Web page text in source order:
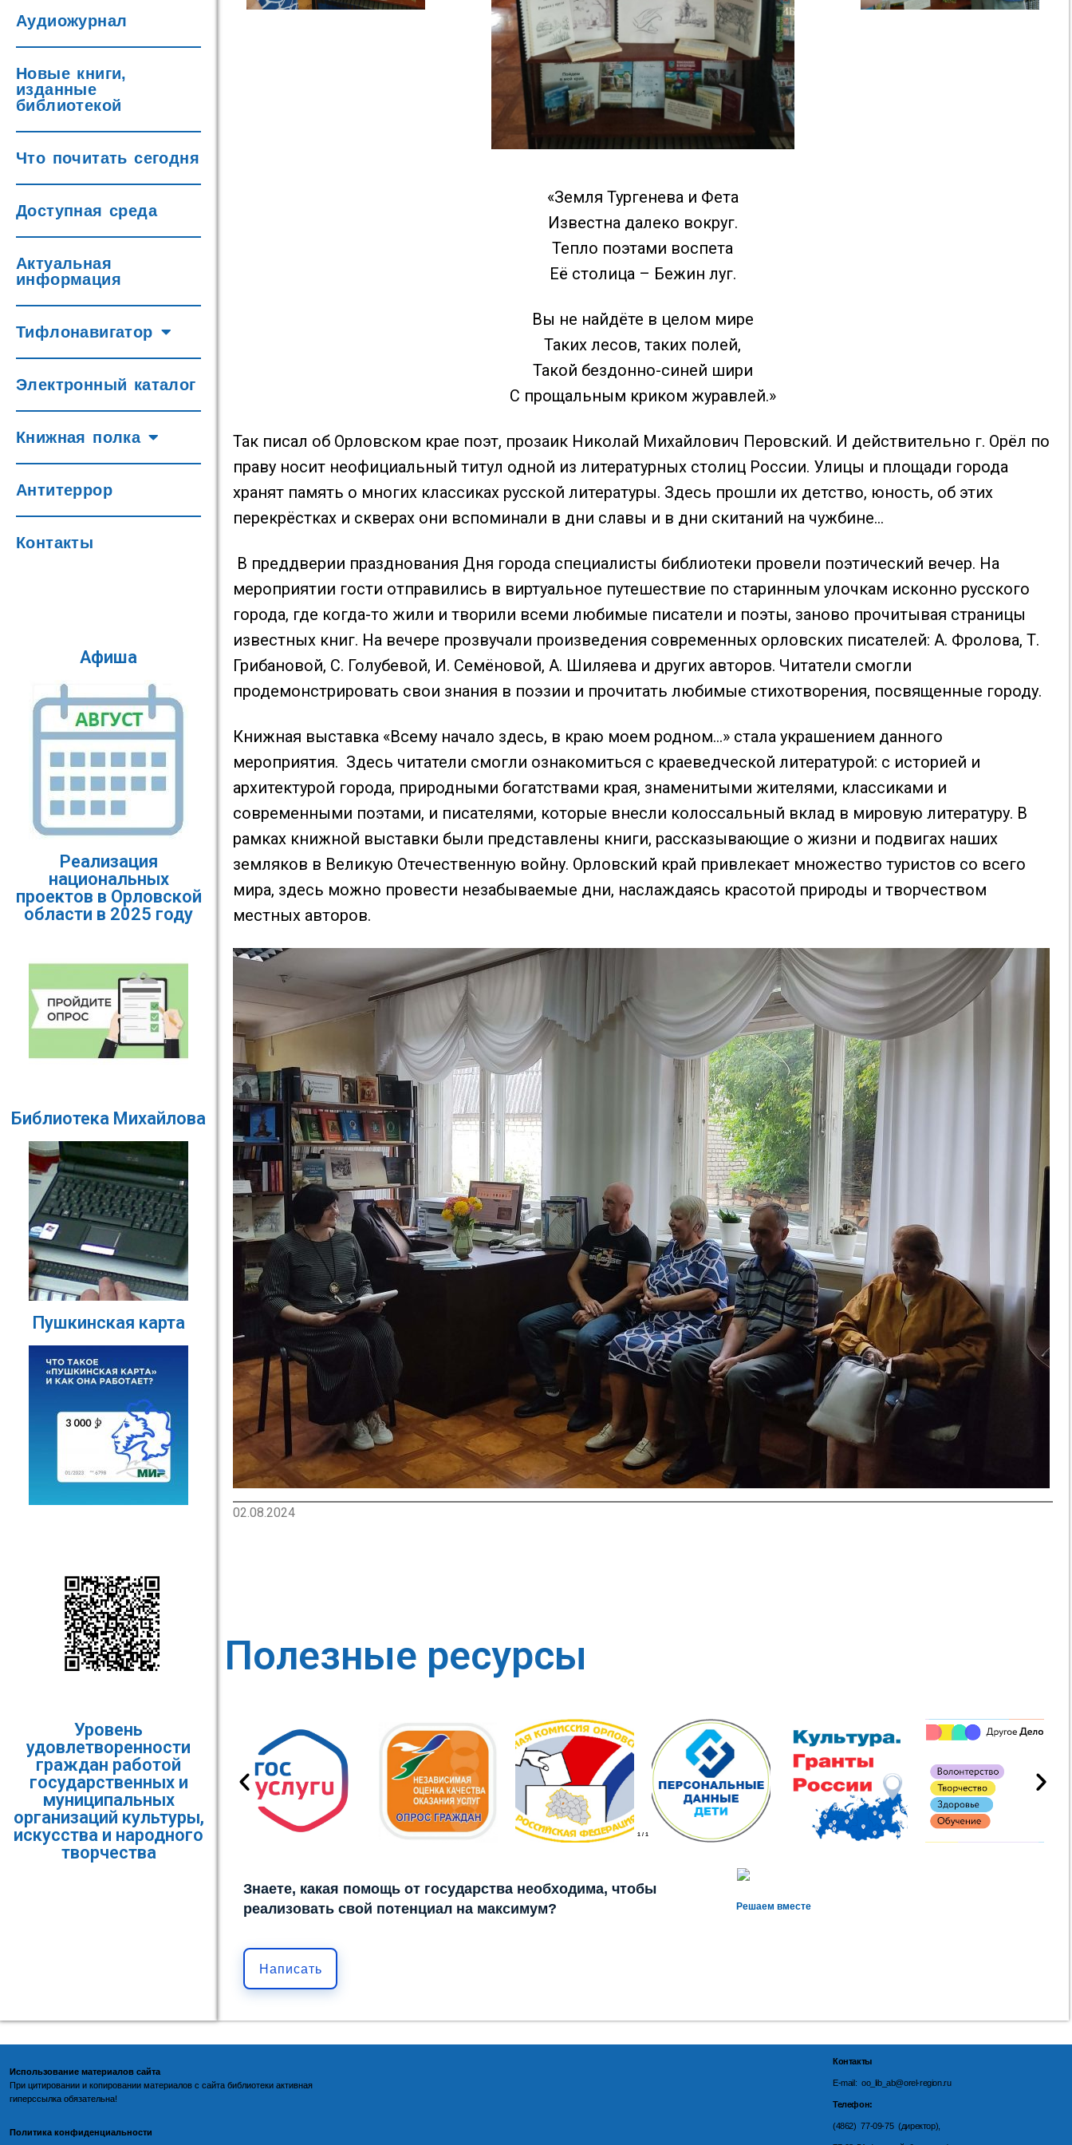
Аудиожурнал
Новые книги,
изданные
библиотекой
Что почитать сегодня
Доступная среда
Актуальная
информация
Тифлонавигатор
Электронный каталог
Книжная полка
Антитеррор
Контакты
Афиша
Реализация
национальных
проектов в Орловской
области в 2025 году
Библиотека Михайлова
Пушкинская карта
Уровень
удовлетворенности
граждан работой
государственных и
муниципальных
организаций культуры,
искусства и народного
творчества
«Земля Тургенева и Фета
Известна далеко вокруг.
Тепло поэтами воспета
Её столица – Бежин луг.
Вы не найдёте в целом мире
Таких лесов, таких полей,
Такой бездонно-синей шири
С прощальным криком журавлей.»
Так писал об Орловском крае поэт, прозаик Николай Михайлович Перовский. И действительно г. Орёл по
праву носит неофициальный титул одной из литературных столиц России. Улицы и площади города
хранят память о многих классиках русской литературы. Здесь прошли их детство, юность, об этих
перекрёстках и скверах они вспоминали в дни славы и в дни скитаний на чужбине…
В преддверии празднования Дня города специалисты библиотеки провели поэтический вечер. На
мероприятии гости отправились в виртуальное путешествие по старинным улочкам исконно русского
города, где когда-то жили и творили всеми любимые писатели и поэты, заново прочитывая страницы
известных книг. На вечере прозвучали произведения современных орловских писателей: А. Фролова, Т.
Грибановой, С. Голубевой, И. Семёновой, А. Шиляева и других авторов. Читатели смогли
продемонстрировать свои знания в поэзии и прочитать любимые стихотворения, посвященные городу.
Книжная выставка «Всему начало здесь, в краю моем родном…» стала украшением данного
мероприятия. Здесь читатели смогли ознакомиться с краеведческой литературой: с историей и
архитектурой города, природными богатствами края, знаменитыми жителями, классиками и
современными поэтами, и писателями, которые внесли колоссальный вклад в мировую литературу. В
рамках книжной выставки были представлены книги, рассказывающие о жизни и подвигах наших
земляков в Великую Отечественную войну. Орловский край привлекает множество туристов со всего
мира, здесь можно провести незабываемые дни, наслаждаясь красотой природы и творчеством
местных авторов.
02.08.2024
Полезные ресурсы
1 / 1
Решаем вместе
Знаете, какая помощь от государства необходима, чтобы
реализовать свой потенциал на максимум?
Написать
Использование материалов сайта
При цитировании и копировании материалов с сайта библиотеки активная
гиперссылка обязательна!
Политика конфиденциальности
Контакты
E-mail: oo_lib_ab@orel-region.ru
Телефон:
(4862) 77-09-75 (директор),